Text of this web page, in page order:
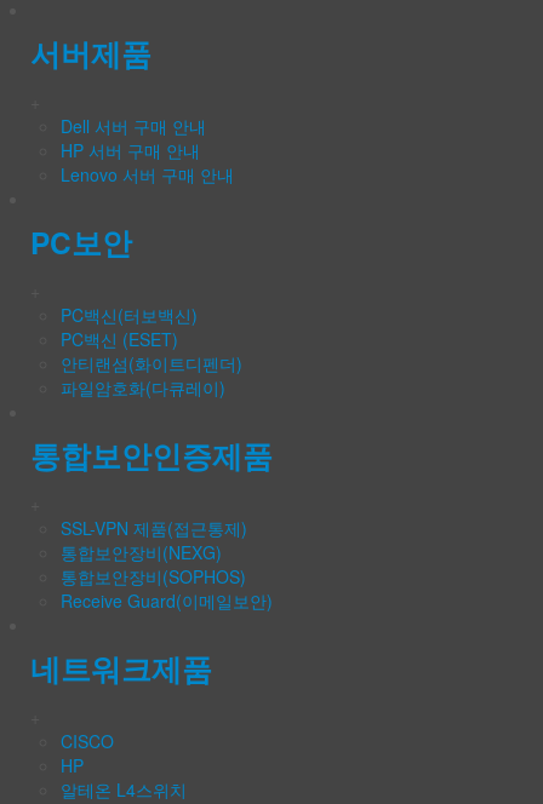
서버제품
Dell 서버 구매 안내
HP 서버 구매 안내
Lenovo 서버 구매 안내
PC보안
PC백신(터보백신)
PC백신 (ESET)
안티랜섬(화이트디펜더)
파일암호화(다큐레이)
통합보안인증제품
SSL-VPN 제품(접근통제)
통합보안장비(NEXG)
통합보안장비(SOPHOS)
Receive Guard(이메일보안)
네트워크제품
CISCO
HP
알테온 L4스위치